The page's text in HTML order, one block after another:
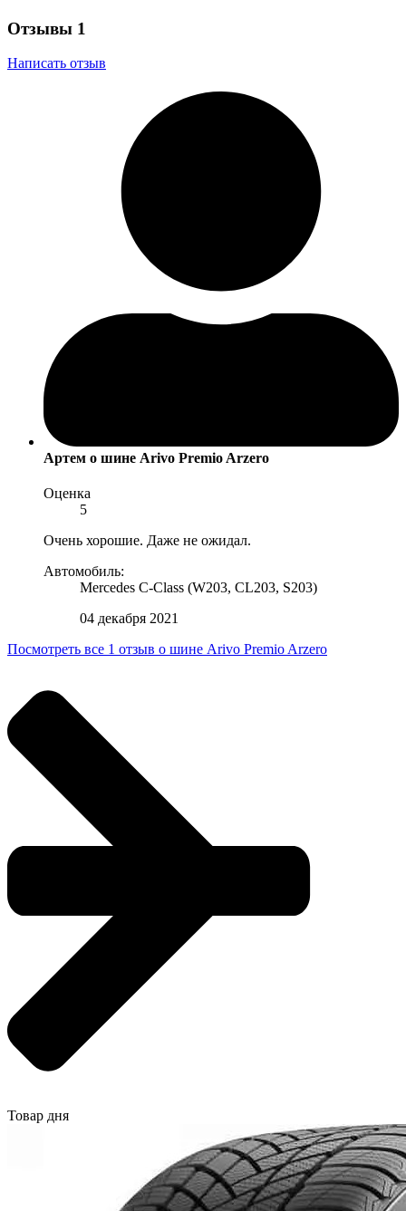
Отзывы 1
Написать отзыв
Артем о шине Arivo Premio Arzero
Оценка
5
Очень хорошие. Даже не ожидал.
Автомобиль:
Mercedes C-Class (W203, CL203, S203)
04 декабря 2021
Посмотреть все 1 отзыв о шине Arivo Premio Arzero
Товар дня